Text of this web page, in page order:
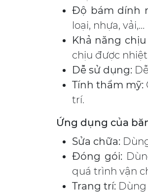
Độ bám dính
loại, nhựa, vải,…
Khả năng
chịu được
Dễ sử dụng:
Tính thẩm mỹ:
trí.
Ứng dụng của
Sửa chữa:
Đóng gói:
quá trình vận
Trang trí: